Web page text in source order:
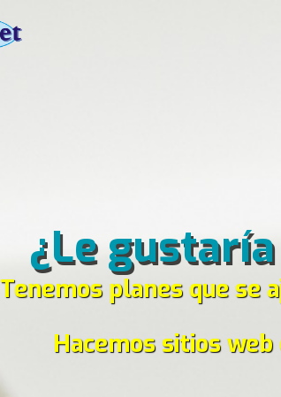
¿Le
Tenemos planes que se
Hacemos sitios